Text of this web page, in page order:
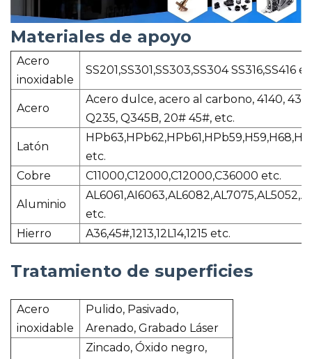
Materiales de apoyo
Acero
inoxidable
SS201,SS301,SS303,SS304 SS316,SS416
Acero
Acero dulce, acero al carbono, 4140,
Q235, Q345B, 20# 45#, etc.
Latón
etc.
Cobre
C11000,C12000,C12000,C36000 etc.
Aluminio
etc.
Hierro
A36,45#,1213,12L14,1215 etc.
Tratamiento de superficies
Acero
inoxidable
Pulido, Pasivado,
Arenado, Grabado Láser
Zincado, Óxido negro,